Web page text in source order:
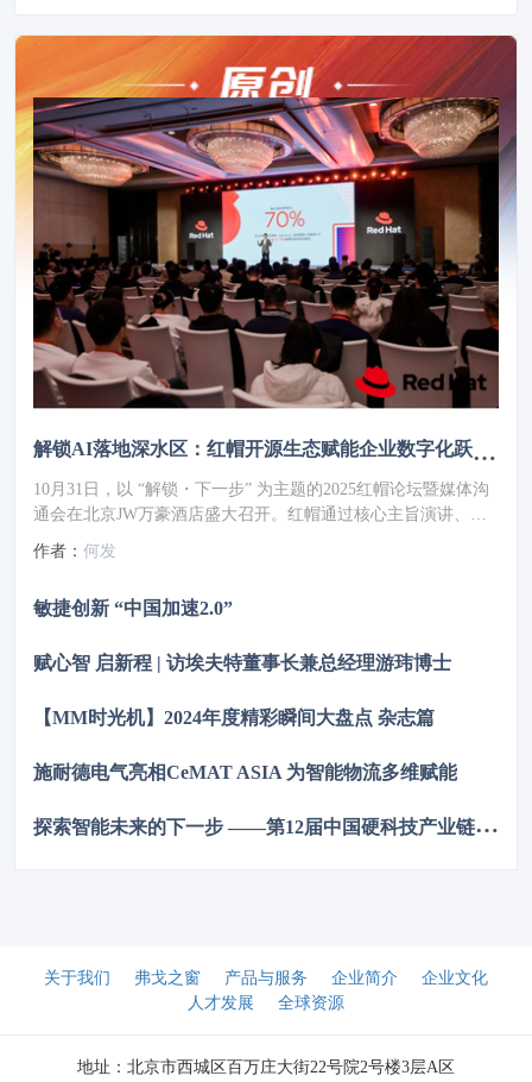
解锁AI落地深水区：红帽开源生态赋能企业数字化跃迁 ——2025红帽论坛重磅发布车用OS
10月31日，以 “解锁・下一步” 为主题的2025红帽论坛暨媒体沟
通会在北京JW万豪酒店盛大召开。红帽通过核心主旨演讲、重
磅新品发布、权威报告解读及高层对话，全方位展现了其以开源
技术破解行业痛点、引领企业数字化转型的实力与愿景，为 AI
作者： 何发
敏捷创新 “中国加速2.0”
赋心智 启新程 | 访埃夫特董事长兼总经理游玮博士
【MM时光机】2024年度精彩瞬间大盘点 杂志篇
施耐德电气亮相CeMAT ASIA 为智能物流多维赋能
探
索智能未来的下一步 ——第12届中国硬科技产业链创新趋势峰会暨百家媒体论坛成功举办
关于我们 弗戈之窗 产品与服务 企业简介
企业文化
人才发展
全球资源
地址：北京市西城区百万庄大街22号院2号楼3层A区